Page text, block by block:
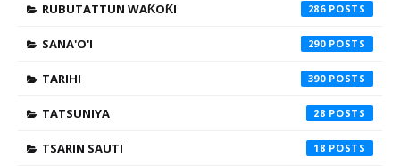
RUBUTATTUN WAƘOƘI 286
SANA'O'I 290
TARIHI 390
TATSUNIYA 28
TSARIN SAUTI 18